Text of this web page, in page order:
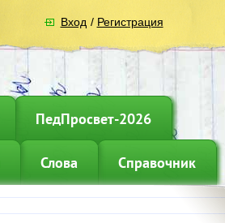
Вход / Регистрация
ПедПросвет-2026
Слова Справочник